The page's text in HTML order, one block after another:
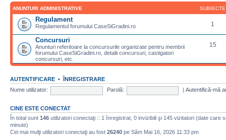
ANUNTURI ADMINISTRATIVE SUBIECTE
Regulament
Regulamentul forumului CaseSiGradini.ro 1
Concursuri
Anunturi referitoare la concursurile organizate pentru membrii
forumului CaseSiGradini.ro, detalii concursuri, castigatori
concursuri, etc.
15
AUTENTIFICARE • ÎNREGISTRARE
Nume utilizator:
Parolă: Autentifică-mă
CINE ESTE CONECTAT
În total sunt 146 utilizatori conectaţi :: 1 înregistrat, 0 invizibili şi 145 vizitatori (date care
minute)
Cei mai mulţi utilizatori conectaţi au fost 26240 pe Sâm Mai 16, 2026 11:33 pm